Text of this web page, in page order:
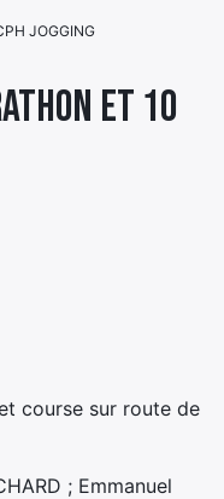
ET 10
JOGGING
course sur route de
; Emmanuel
Élément
de